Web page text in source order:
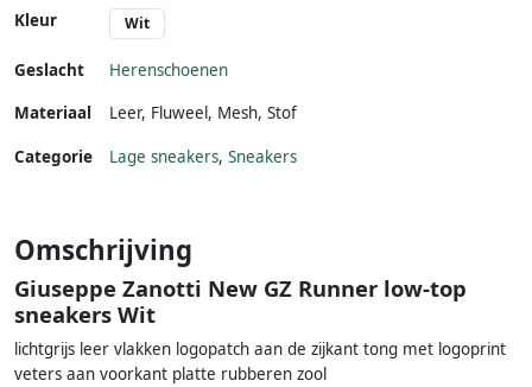
Kleur Wit
Geslacht
Herenschoenen
Materiaal
Leer, Fluweel, Mesh, Stof
Categorie Lage sneakers, Sneakers
Omschrijving
Giuseppe Zanotti New GZ Runner low-top
sneakers Wit
lichtgrijs leer vlakken logopatch aan de zijkant tong met logoprint
veters aan voorkant platte rubberen zool